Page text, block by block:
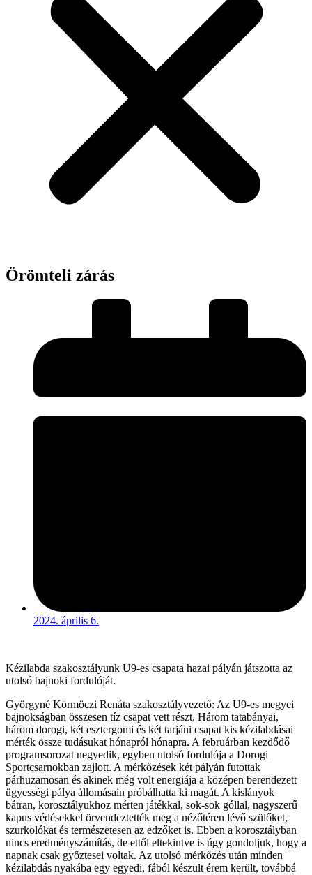
Örömteli zárás
2024. április 6.
Kézilabda szakosztályunk U9-es csapata hazai pályán játszotta az
utolsó bajnoki fordulóját.
Györgyné Körmöczi Renáta szakosztályvezető: Az U9-es megyei
bajnokságban összesen tíz csapat vett részt. Három tatabányai,
három dorogi, két esztergomi és két tarjáni csapat kis kézilabdásai
mérték össze tudásukat hónapról hónapra. A februárban kezdődő
programsorozat negyedik, egyben utolsó fordulója a Dorogi
Sportcsarnokban zajlott. A mérkőzések két pályán futottak
párhuzamosan és akinek még volt energiája a középen berendezett
ügyességi pálya állomásain próbálhatta ki magát. A kislányok
bátran, korosztályukhoz mérten játékkal, sok-sok góllal, nagyszerű
kapus védésekkel örvendeztették meg a nézőtéren lévő szülőket,
szurkolókat és természetesen az edzőket is. Ebben a korosztályban
nincs eredményszámítás, de ettől eltekintve is úgy gondoljuk, hogy a
napnak csak győztesei voltak. Az utolsó mérkőzés után minden
kézilabdás nyakába egy egyedi, fából készült érem került, továbbá